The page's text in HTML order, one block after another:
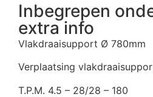
Inbegrepen
extra info
Vlakdraaisupport Ø 780mm
Verplaatsing
T.P.M. 4.5 – 28/28 – 180